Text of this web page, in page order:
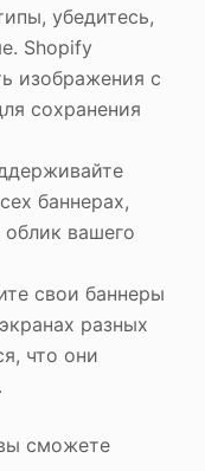
убедитесь,
Shopify
изображения с
сохранения
баннерах,
вашего
свои баннеры
разных
что они
сможете